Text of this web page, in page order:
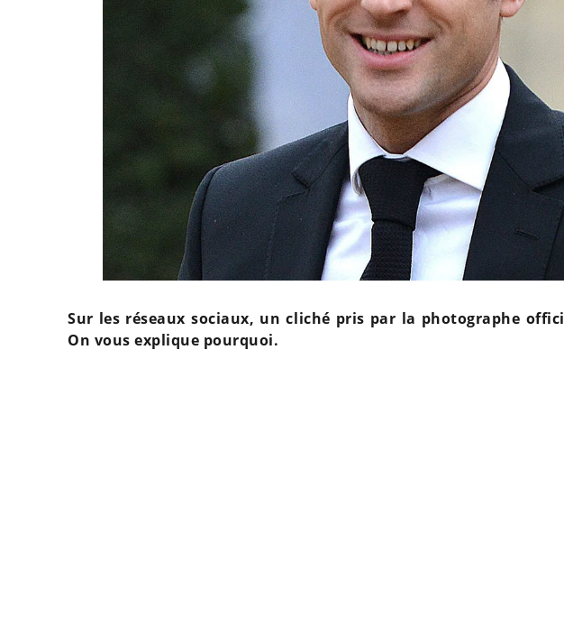
Sur les réseaux sociaux, un cliché pris par la photographe
On vous explique pourquoi.